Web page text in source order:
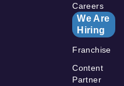
Careers
We Are
Hiring
Franchise
Content
Partner